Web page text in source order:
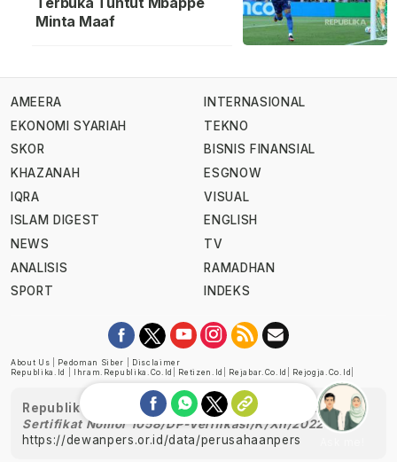
Minta Maaf
AMEERA
EKONOMI SYARIAH
SKOR
KHAZANAH
IQRA
ISLAM DIGEST
NEWS
ANALISIS
SPORT
INTERNASIONAL
TEKNO
BISNIS FINANSIAL
ESGNOW
VISUAL
ENGLISH
TV
RAMADHAN
INDEKS
About Us Pedoman Siber
Disclaimer
Republika.id
Ihram.republika.co.id Retizen.id Rejabar.co.id Rejogja.co.id
Republika telah diverifikasi oleh Dewan Pers
Sertifikat Nomor 1058/DP-Verifikasi/K/XII/2022
https://dewanpers.or.id/data/perusahaanpers